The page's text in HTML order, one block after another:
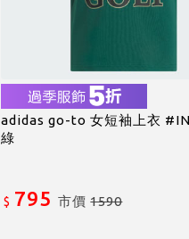
adidas go-to 女短袖上衣
綠
$ 795 市價1590